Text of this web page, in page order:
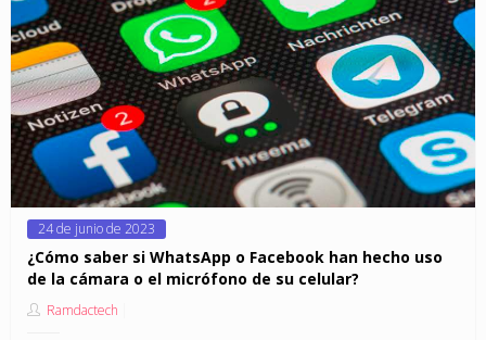
Posted
on
24 de junio de 2023
¿Cómo saber si WhatsApp o Facebook han hecho uso
de la cámara o el micrófono de su celular?
Ramdactech